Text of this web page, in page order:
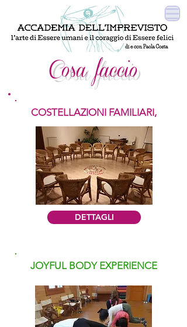
Cosa faccio
COSTELLAZIONI FAMILIARI,
DETTAGLI
JOYFUL BODY EXPERIENCE